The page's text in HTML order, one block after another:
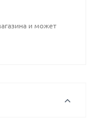
и может